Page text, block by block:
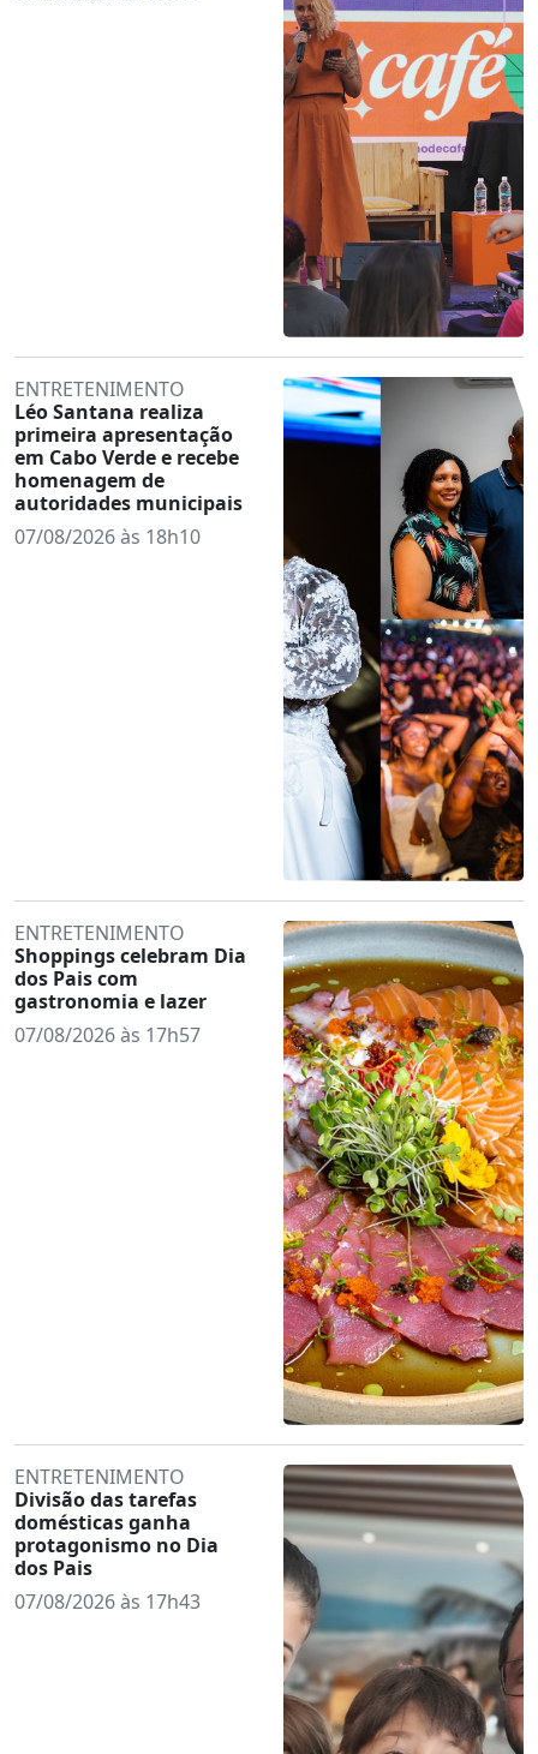
ENTRETENIMENTO
Léo Santana realiza
primeira apresentação
em Cabo Verde e recebe
homenagem de
autoridades municipais
07/08/2026 às 18h10
ENTRETENIMENTO
Shoppings celebram Dia
dos Pais com
gastronomia e lazer
07/08/2026 às 17h57
ENTRETENIMENTO
Divisão das tarefas
domésticas ganha
protagonismo no Dia
dos Pais
07/08/2026 às 17h43